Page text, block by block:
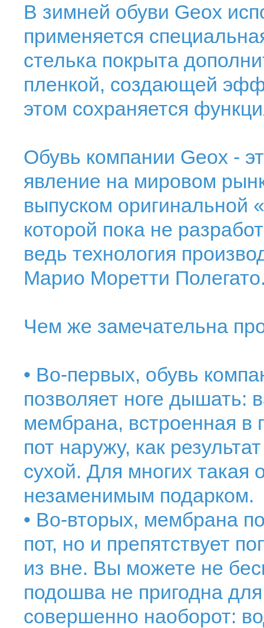
В зимней обуви Geox
применяется
стелька покрыта
пленкой, создающей
этом сохраняется
Обувь компании Geox -
явление на мировом
выпуском оригинальной
которой пока не
ведь технология
Марио Моретти
Чем же замечательна
• Во-первых, обувь
позволяет ноге дышать:
мембрана, встроенная в
пот наружу, как
сухой. Для многих такая
незаменимым подарком.
• Во-вторых, мембрана
пот, но и препятствует
из вне. Вы можете не
подошва не пригодна
совершенно наоборот: